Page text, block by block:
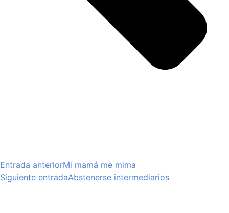
Entrada anteriorMi mamá me mima
Siguiente entradaAbstenerse intermediarios